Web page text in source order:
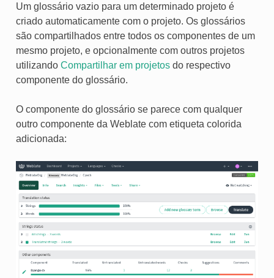
Um glossário vazio para um determinado projeto é
criado automaticamente com o projeto. Os glossários
são compartilhados entre todos os componentes de um
mesmo projeto, e opcionalmente com outros projetos
utilizando Compartilhar em projetosdo respectivo
componente do glossário.
O componente do glossário se parece com qualquer
outro componente da Weblate com etiqueta colorida
adicionada: